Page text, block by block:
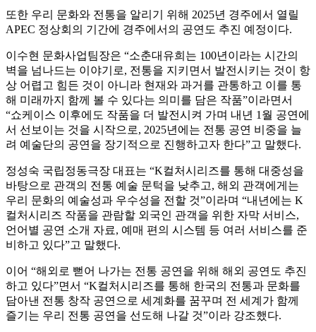
또한 우리 문화와 전통을 알리기 위해 2025년 경주에서 열릴
APEC 정상회의 기간에 경주에서의 공연도 추진 예정이다.
이수현 문화사업팀장은 “소춘대유희는 100년이라는 시간의
벽을 넘나드는 이야기로, 전통을 지키면서 발전시키는 것이 항
상 어렵고 힘든 것이 아니라 현재와 과거를 관통하고 이를 통
해 미래까지 함께 볼 수 있다는 의미를 담은 작품”이라면서
“쇼케이스 이후에도 작품을 더 발전시켜 가며 내년 1월 공연에
서 선보이는 것을 시작으로, 2025년에는 전통 공연 비중을 늘
려 예술단의 공연을 장기적으로 진행하고자 한다”고 말했다.
정성숙 국립정동극장 대표는 “K컬처시리즈를 통해 대중성을
바탕으로 관객의 전통 예술 문턱을 낮추고, 해외 관객에게는
우리 문화의 예술성과 우수성을 전할 것”이라며 “내년에는 K
컬처시리즈 작품을 관람할 외국인 관객을 위한 자막 서비스,
언어별 공연 소개 자료, 예매 편의 시스템 등 여러 서비스를 준
비하고 있다”고 말했다.
이어 “해외로 뻗어 나가는 전통 공연을 위해 해외 공연도 추진
하고 있다”면서 “K컬처시리즈를 통해 한국의 전통과 문화를
담아낸 전통 창작 공연으로 세계화를 꿈꾸며 전 세계가 함께
즐기는 우리 전통 공연을 선도해 나갈 것”이라 강조했다.